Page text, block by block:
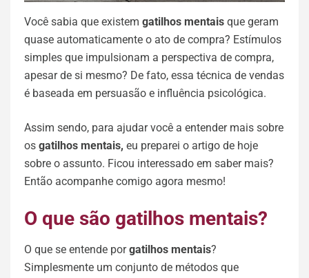
Você sabia que existem gatilhos mentais que geram
quase automaticamente o ato de compra? Estímulos
simples que impulsionam a perspectiva de compra,
apesar de si mesmo? De fato, essa técnica de vendas
é baseada em persuasão e influência psicológica.
Assim sendo, para ajudar você a entender mais sobre
os gatilhos mentais, eu preparei o artigo de hoje
sobre o assunto. Ficou interessado em saber mais?
Então acompanhe comigo agora mesmo!
O que são gatilhos mentais?
O que se entende porgatilhos mentais?
Simplesmente um conjunto de métodos que